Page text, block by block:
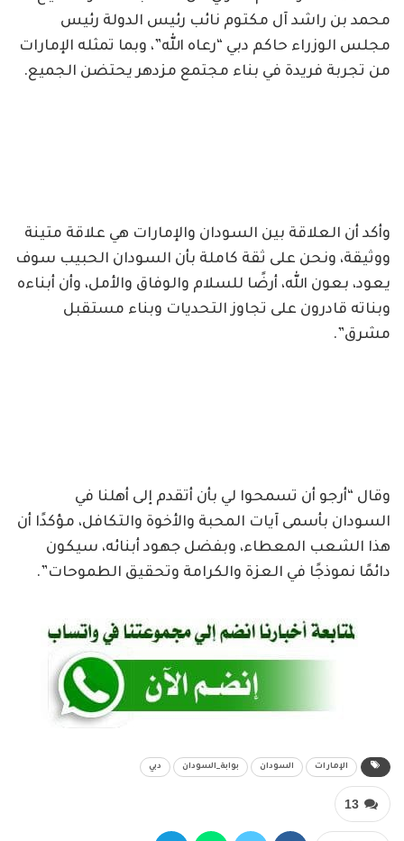
محمد بن راشد آل مكتوم نائب رئيس الدولة رئيس
مجلس الوزراء حاكم دبي “رعاه الله”، وبما تمثله الإمارات
من تجربة فريدة في بناء مجتمع مزدهر يحتضن الجميع.
وأكد أن العلاقة بين السودان والإمارات هي علاقة متينة
ووثيقة، ونحن على ثقة كاملة بأن السودان الحبيب سوف
يعود، بعون الله، أرضًا للسلام والوفاق والأمل، وأن أبناءه
وبناته قادرون على تجاوز التحديات وبناء مستقبل
مشرق”.
وقال “أرجو أن تسمحوا لي بأن أتقدم إلى أهلنا في
السودان بأسمى آيات المحبة والأخوة والتكافل، مؤكدًا أن
هذا الشعب المعطاء، وبفضل جهود أبنائه، سيكون
دائمًا نموذجًا في العزة والكرامة وتحقيق الطموحات”.
الإمارات السودان بوابة_السودان دبي
13